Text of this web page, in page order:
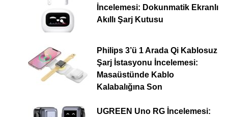
İncelemesi: Dokunmatik Ekranlı
Akıllı Şarj Kutusu
Philips 3’ü 1 Arada Qi Kablosuz
Şarj İstasyonu İncelemesi:
Masaüstünde Kablo
Kalabalığına Son
UGREEN Uno RG İncelemesi: